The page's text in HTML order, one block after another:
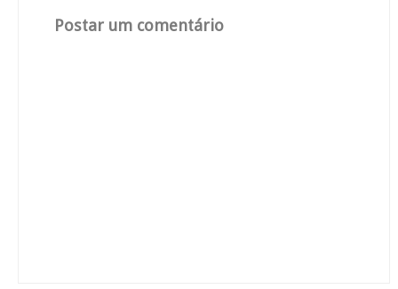
Postar um comentário